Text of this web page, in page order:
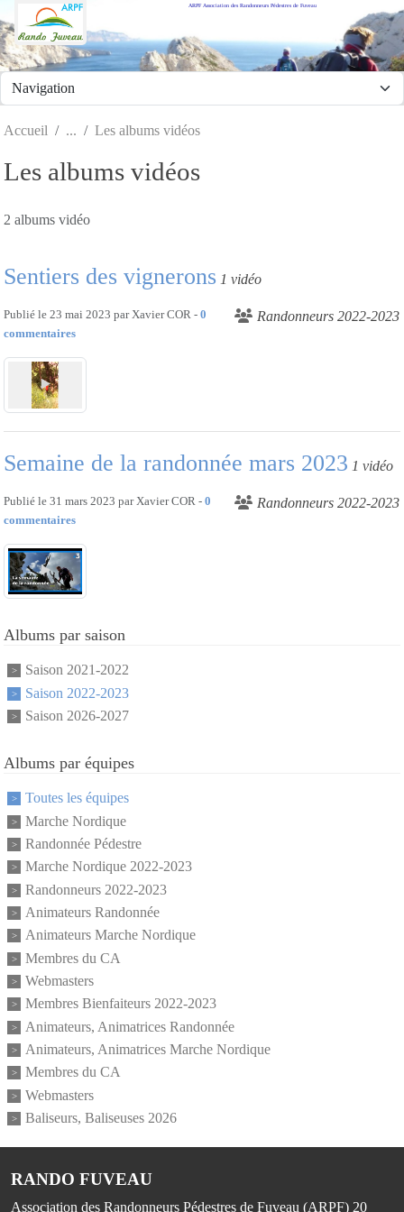
ARPF Association des Randonneurs Pédestres de Fuveau
Accueil Les albums vidéos
Les albums vidéos
2 albums vidéo
Sentiers des vignerons 1 vidéo
Randonneurs 2022-2023
Publié le 23 mai 2023 par Xavier COR - 0
commentaires
Semaine de la randonnée mars 2023 1 vidéo
Randonneurs 2022-2023
Publié le 31 mars 2023 par Xavier COR - 0
commentaires
Albums par saison
Saison 2021-2022
Saison 2022-2023
Saison 2026-2027
Albums par équipes
Toutes les équipes
Marche Nordique
Randonnée Pédestre
Marche Nordique 2022-2023
Randonneurs 2022-2023
Animateurs Randonnée
Animateurs Marche Nordique
Membres du CA
Webmasters
Membres Bienfaiteurs 2022-2023
Animateurs, Animatrices Randonnée
Animateurs, Animatrices Marche Nordique
Membres du CA
Webmasters
Baliseurs, Baliseuses 2026
RANDO FUVEAU
Association des Randonneurs Pédestres de Fuveau (ARPF) 20
Panneau de gestion des cookies